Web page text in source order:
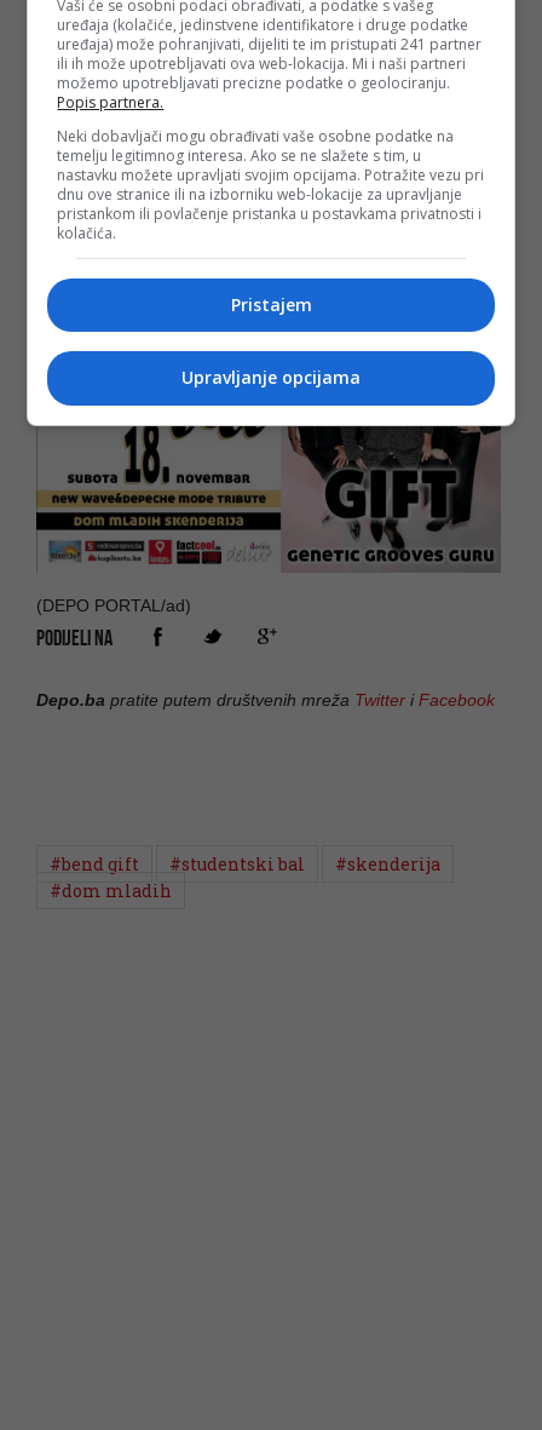
modnih kolekcija do gratis ljetovanja za dvoje, stoga -
čuvajte ulaznice!
Cijena ulaznice u pretprodaji do 1. novembra je 10 KM,
pokažete li indeks, na poklon dobijate dodatnu, dakle
drugu ulaznicu dobijate besplatno za partnera. Akcija
1+1 traje do 8. novembra, iskoristite je!
Nakon 1. novembra cijena je 12 KM, a na dan
održavanja Bala 15 KM.
Ulaznice ekskluzivno distribuira kupikartu.ba portal.
(DEPO PORTAL/ad)
PODIJELI NA
Depo.ba pratite putem društvenih mreža Twitter iFacebook
#bend gift #studentski bal
#skenderija
#dom mladih
Vaši će se osobni podaci obrađivati, a podatke s vašeg
uređaja (kolačiće, jedinstvene identifikatore i druge podatke
uređaja) može pohranjivati, dijeliti te im pristupati 241 partner
ili ih može upotrebljavati ova web-lokacija. Mi i naši partneri
možemo upotrebljavati precizne podatke o geolociranju.
Popis partnera.
Neki dobavljači mogu obrađivati vaše osobne podatke na
temelju legitimnog interesa. Ako se ne slažete s tim, u
nastavku možete upravljati svojim opcijama. Potražite vezu pri
dnu ove stranice ili na izborniku web-lokacije za upravljanje
pristankom ili povlačenje pristanka u postavkama privatnosti i
kolačića.
Pristajem
Upravljanje opcijama